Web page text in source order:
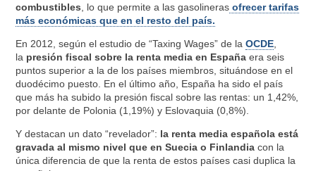
combustibles , lo que permite a las gasolineras ofrecer tarifas
más económicas que en el resto del país.
En 2012, según el estudio de “Taxing Wages” de la OCDE
la presión fiscal sobre la renta media en España era seis
puntos superior a la de los países miembros, situándose en el
duodécimo puesto. En el último año, España ha sido el país
que más ha subido la presión fiscal sobre las rentas: un 1,42%,
por delante de Polonia (1,19%) y Eslovaquia (0,8%).
Y destacan un dato “revelador”: la renta media española está
gravada al mismo nivel que en Suecia o Finlandia con la
única diferencia de que la renta de estos países casi duplica la